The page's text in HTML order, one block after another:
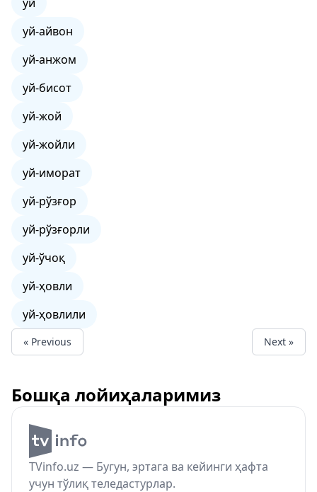
уй-айвон
уй-анжом
уй-бисот
уй-жой
уй-жойли
уй-иморат
уй-рўзғор
уй-рўзғорли
уй-ўчоқ
уй-ҳовли
уй-ҳовлили
« Previous Next »
Бошқа лойиҳаларимиз
TVinfo.uz — Бугун, эртага ва кейинги ҳафта
учун тўлиқ теледастурлар.